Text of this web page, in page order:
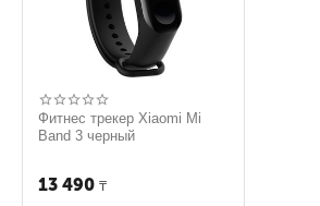
Фитнес трекер Xiaomi Mi
Band 3 черный
13 490 ₸